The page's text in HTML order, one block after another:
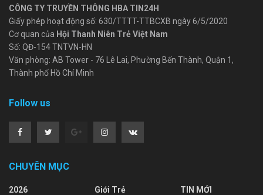
CÔNG TY TRUYỀN THÔNG HBA TIN24H
Giấy phép hoạt động số: 630/TTTT-TTBCXB ngày 6/5/2020
Cơ quan của Hội Thanh Niên Trẻ Việt Nam
Số: QĐ-154 TNTVN-HN
Văn phòng: AB Tower - 76 Lê Lai, Phường Bến Thành, Quận 1,
Thành phố Hồ Chí Minh
Follow us
CHUYÊN MỤC
2026
Giới Trẻ
TIN MỚI